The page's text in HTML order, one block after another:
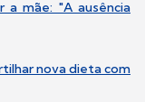
a mãe: "A ausência
nova dieta com